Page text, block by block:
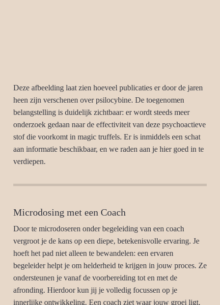
Deze afbeelding laat zien hoeveel publicaties er door de jaren
heen zijn verschenen over psilocybine. De toegenomen
belangstelling is duidelijk zichtbaar: er wordt steeds meer
onderzoek gedaan naar de effectiviteit van deze psychoactieve
stof die voorkomt in magic truffels. Er is inmiddels een schat
aan informatie beschikbaar, en we raden aan je hier goed in te
verdiepen.
Microdosing met een Coach
Door te microdoseren onder begeleiding van een coach
vergroot je de kans op een diepe, betekenisvolle ervaring. Je
hoeft het pad niet alleen te bewandelen: een ervaren
begeleider helpt je om helderheid te krijgen in jouw proces. Ze
ondersteunen je vanaf de voorbereiding tot en met de
afronding. Hierdoor kun jij je volledig focussen op je
innerlijke ontwikkeling. Een coach ziet waar jouw groei ligt,